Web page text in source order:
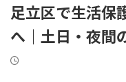
足立区で生活保
へ｜土日・夜間